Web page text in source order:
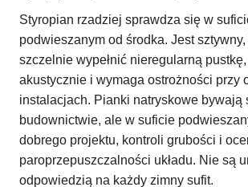
Styropian rzadziej sprawdza się w
podwieszanym od środka. Jest
szczelnie wypełnić nieregularną
akustycznie i wymaga ostrożności przy
instalacjach. Pianki natryskowe bywają
budownictwie, ale w suficie
dobrego projektu, kontroli grubości i
paroprzepuszczalności układu. Nie są
odpowiedzią na każdy zimny sufit.